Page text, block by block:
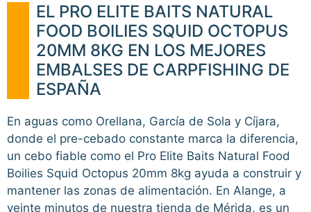
EL PRO ELITE BAITS NATURAL
FOOD BOILIES SQUID OCTOPUS
20MM 8KG EN LOS MEJORES
EMBALSES DE CARPFISHING DE
ESPAÑA
En aguas como Orellana, García de Sola y Cíjara,
donde el pre-cebado constante marca la diferencia,
un cebo fiable como el Pro Elite Baits Natural Food
Boilies Squid Octopus 20mm 8kg ayuda a construir y
mantener las zonas de alimentación. En Alange, a
veinte minutos de nuestra tienda de Mérida, es un